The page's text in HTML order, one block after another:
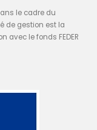
le cadre du
de gestion est la
avec le fonds FEDER